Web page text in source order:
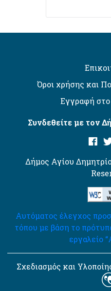
Όροι χρήσης και
Εγγραφή
Συνδεθείτε με τον
Δήμος Αγίου
Αυτόματος έλεγχος
τόπου με βάση το
εργαλείο
Σχεδιασμός και